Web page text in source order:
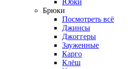
Брюки
Посмотреть всё
Джинсы
Джоггеры
Зауженные
Карго
Клёш